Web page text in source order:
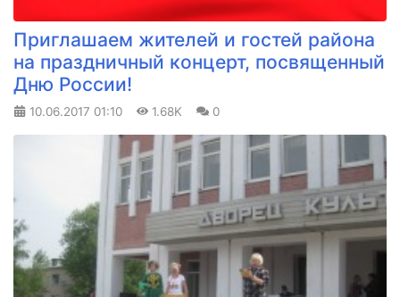
Приглашаем жителей и гостей района
на праздничный концерт, посвященный
Дню России!
10.06.2017 01:10 1.68K 0